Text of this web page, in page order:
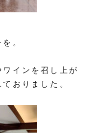
。
インを召し上が
おりました。